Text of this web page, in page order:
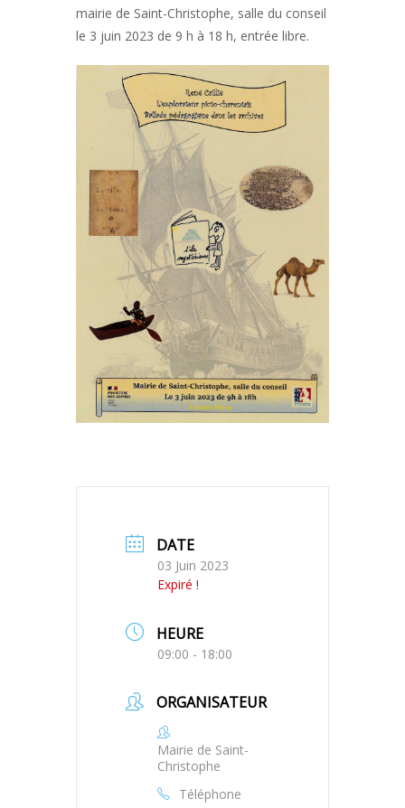
mairie de Saint-Christophe, salle du conseil
le 3 juin 2023 de 9 h à 18 h, entrée libre.
DATE
03 Juin 2023
Expiré !
HEURE
09:00 - 18:00
ORGANISATEUR
Mairie de Saint-
Christophe
Téléphone